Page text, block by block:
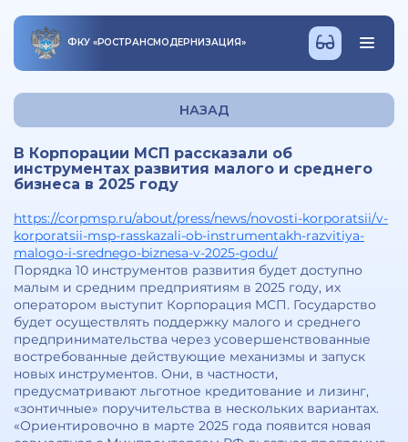
ФКУ «РОСТРАНСМОДЕРНИЗАЦИЯ»
НАЗАД
В Корпорации МСП рассказали об
инструментах развития малого и среднего
бизнеса в 2025 году
https://corpmsp.ru/about/press/news/novosti-korporatsii/v-
korporatsii-msp-rasskazali-ob-instrumentakh-razvitiya-
malogo-i-srednego-biznesa-v-2025-godu/
Порядка 10 инструментов развития будет доступно
малым и средним предприятиям в 2025 году, их
оператором выступит Корпорация МСП. Государство
будет осуществлять поддержку малого и среднего
предпринимательства через усовершенствованные
востребованные действующие механизмы и запуск
новых инструментов. Они, в частности,
предусматривают льготное кредитование и лизинг,
«зонтичные» поручительства в нескольких вариантах.
«Ориентировочно в марте 2025 года появится новая